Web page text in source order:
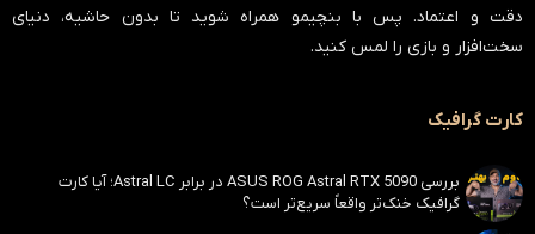
دقت و اعتماد. پس با بنچیمو همراه شوید تا بدون حاشیه، دنیای
سخت‌افزار و بازی را لمس کنید.
کارت گرافیک
بررسی ASUS ROG Astral RTX 5090 در برابر Astral LC؛ آیا کارت
گرافیک خنک‌تر واقعاً سریع‌تر است؟